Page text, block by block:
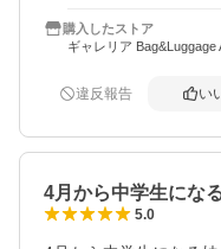
購入したストア
ギャレリア Bag&Luggage
違反報告 い
4月から中学生にな
5.0